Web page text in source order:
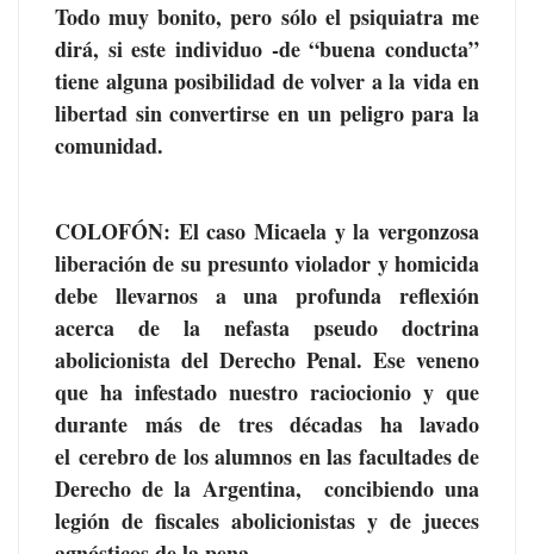
Todo muy bonito, pero sólo el psiquiatra me
dirá, si este individuo -de “buena conducta”
tiene alguna posibilidad de volver a la vida en
libertad sin convertirse en un peligro para la
comunidad.
COLOFÓN: El caso Micaela y la vergonzosa
liberación de su presunto violador y homicida
debe llevarnos a una profunda reflexión
acerca de la nefasta pseudo doctrina
abolicionista del Derecho Penal. Ese veneno
que ha infestado nuestro raciocionio y que
durante más de tres décadas ha lavado
el cerebro de los alumnos en las facultades de
Derecho de la Argentina, concibiendo una
legión de fiscales abolicionistas y de jueces